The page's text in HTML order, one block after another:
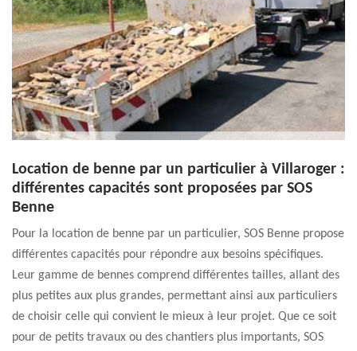
Location de benne par un particulier à Villaroger :
différentes capacités sont proposées par SOS
Benne
Pour la location de benne par un particulier, SOS Benne propose
différentes capacités pour répondre aux besoins spécifiques.
Leur gamme de bennes comprend différentes tailles, allant des
plus petites aux plus grandes, permettant ainsi aux particuliers
de choisir celle qui convient le mieux à leur projet. Que ce soit
pour de petits travaux ou des chantiers plus importants, SOS